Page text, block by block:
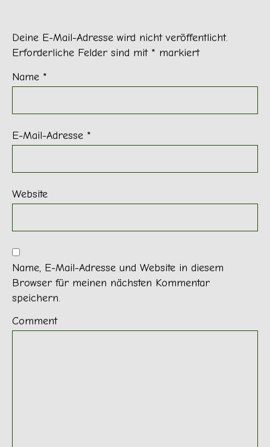
Deine E-Mail-Adresse wird nicht veröffentlicht.
Erforderliche Felder sind mit * markiert
Name *
E-Mail-Adresse *
Website
Name, E-Mail-Adresse und Website in diesem
Browser für meinen nächsten Kommentar
speichern.
Comment